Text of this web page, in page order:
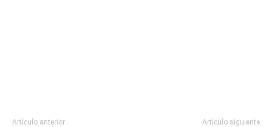
Artículo anterior Artículo siguiente